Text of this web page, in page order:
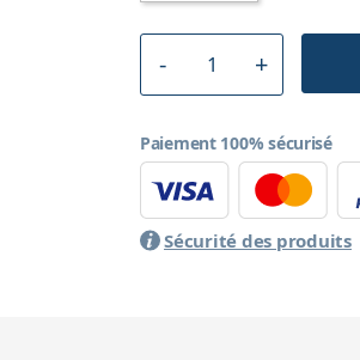
Paiement 100% sécurisé
Sécurité des produits